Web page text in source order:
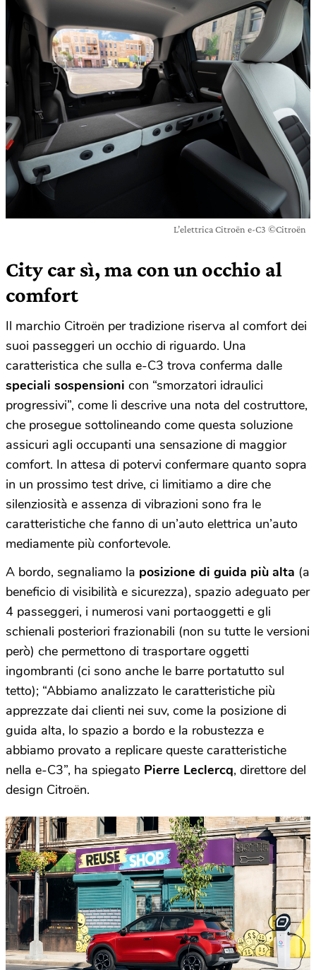
L’elettrica Citroën e-C3 ©Citroën
City car sì, ma con un occhio al
comfort
Il marchio Citroën per tradizione riserva al comfort dei
suoi passeggeri un occhio di riguardo. Una
caratteristica che sulla e-C3 trova conferma dalle
speciali sospensioni con “smorzatori idraulici
progressivi”, come li descrive una nota del costruttore,
che prosegue sottolineando come questa soluzione
assicuri agli occupanti una sensazione di maggior
comfort. In attesa di potervi confermare quanto sopra
in un prossimo test drive, ci limitiamo a dire che
silenziosità e assenza di vibrazioni sono fra le
caratteristiche che fanno di un’auto elettrica un’auto
mediamente più confortevole.
A bordo, segnaliamo la posizione di guida più alta (a
beneficio di visibilità e sicurezza), spazio adeguato per
4 passeggeri, i numerosi vani portaoggetti e gli
schienali posteriori frazionabili (non su tutte le versioni
però) che permettono di trasportare oggetti
ingombranti (ci sono anche le barre portatutto sul
tetto); “Abbiamo analizzato le caratteristiche più
apprezzate dai clienti nei suv, come la posizione di
guida alta, lo spazio a bordo e la robustezza e
abbiamo provato a replicare queste caratteristiche
nella e-C3”, ha spiegato Pierre Leclercq, direttore del
design Citroën.